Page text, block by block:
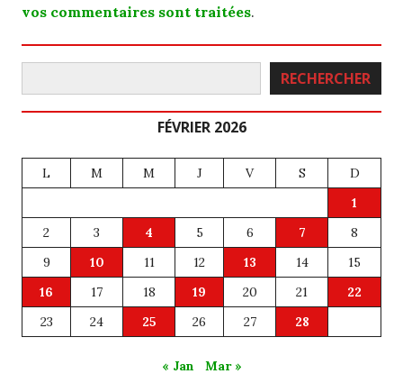
vos commentaires sont traitées.
Rechercher RECHERCHER
FÉVRIER 2026
L M M J V S
D
1
2
3 4 5 6 7
8
9
10 11 12 13 14
15
16
17 18 19 20 21
22
23
24 25 26 27 28
« Jan Mar »